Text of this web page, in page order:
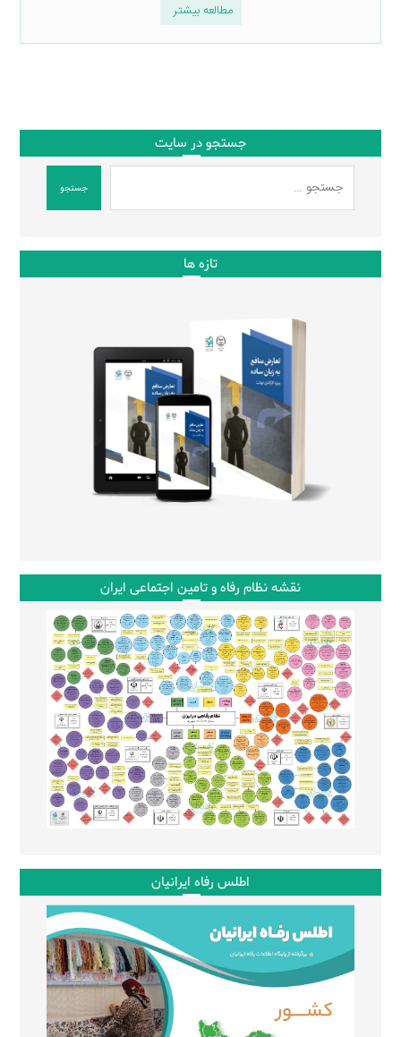
مطالعه بیشتر
جستجو در سایت
جستجو
تازه ها
نقشه نظام رفاه و تامین اجتماعی ایران
اطلس رفاه ایرانیان